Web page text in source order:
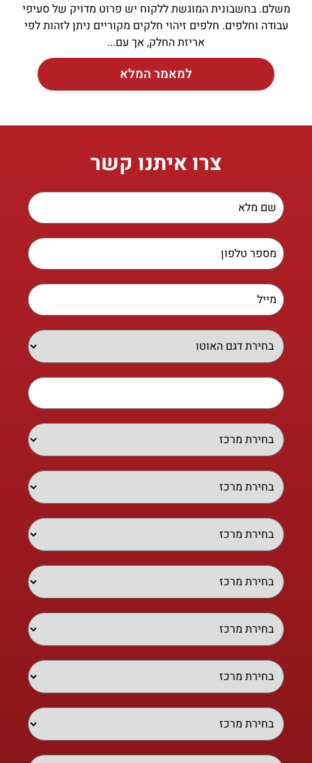
משלם. בחשבונית המוגשת ללקוח יש פרוט מדויק של סעיפי
עבודה וחלפים. חלפים זיהוי חלקים מקוריים ניתן לזהות לפי
אריזת החלק, אך עם
למאמר המלא
צרו איתנו קשר